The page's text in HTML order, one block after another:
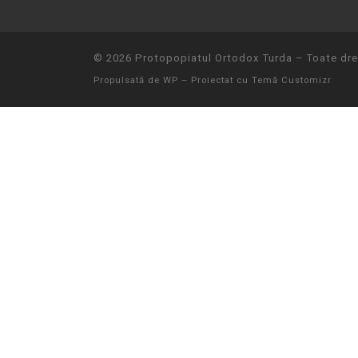
© 2026 Protopopiatul Ortodox Turda – Toate
Propulsată de WP – Proiectat cu Temă Customizr